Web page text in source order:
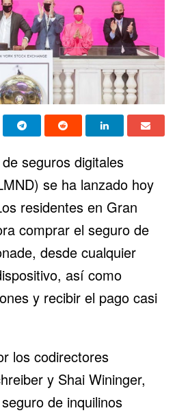
seguros digitales
se ha lanzado hoy
residentes en Gran
comprar el seguro de
, desde cualquier
así como
y recibir el pago casi
los codirectores
y Shai Wininger,
de inquilinos